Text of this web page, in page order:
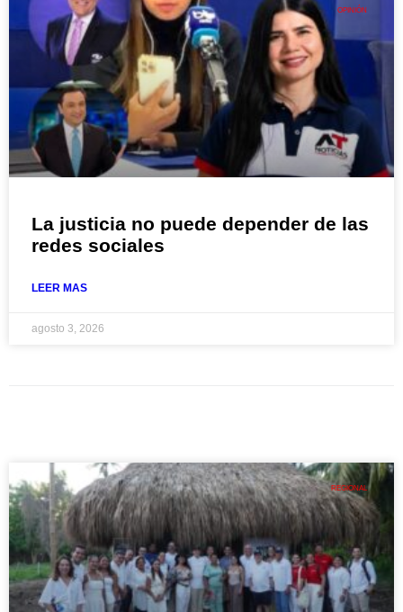
OPINIÓN
La justicia no puede depender de las
redes sociales
LEER MAS
agosto 3, 2026
REGIONAL